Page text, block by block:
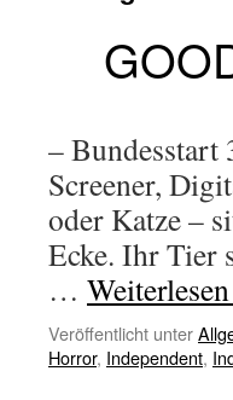
– Bundesstart
Screener,
oder Katze –
Ecke. Ihr Tier
… Weiterlesen
Veröffentlicht unter
Horror, Independent,